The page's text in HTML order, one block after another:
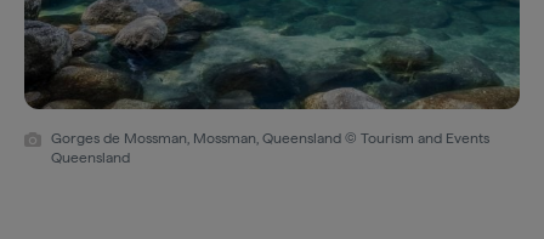
Gorges de Mossman, Mossman, Queensland © Tourism and Events
Queensland